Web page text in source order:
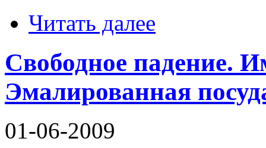
Читать далее
Свободное падение.
Эмалированная
01-06-2009